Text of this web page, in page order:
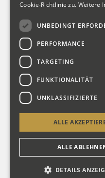
Cookie-Richtlinie zu. Weitere
UNBEDINGT
PERFORMANCE
TARGETING
FUNKTIONALITÄT
UNKLASSIFIZIERTE
ALLE
ALLE
DETAILS